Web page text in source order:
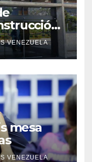
en el
VENEZUELA
mesa
VENEZUELA